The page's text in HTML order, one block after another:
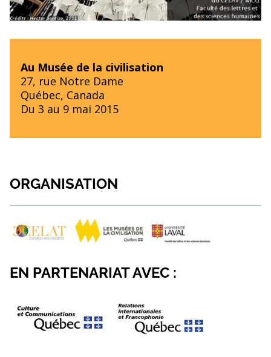
Au Musée de la civilisation
27, rue Notre Dame
Québec, Canada
Du 3 au 9 mai 2015
ORGANISATION
EN PARTENARIAT AVEC :